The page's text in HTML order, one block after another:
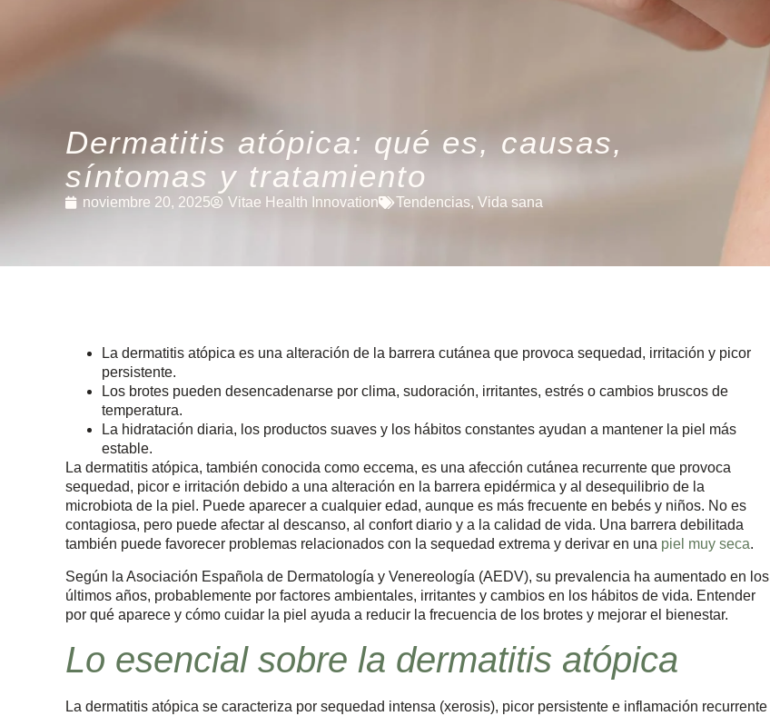
Dermatitis atópica: qué es, causas,
síntomas y tratamiento
noviembre 20, 2025 Vitae Health Innovation Tendencias, Vida sana
La dermatitis atópica es una alteración de la barrera cutánea que provoca sequedad, irritación y picor
persistente.
Los brotes pueden desencadenarse por clima, sudoración, irritantes, estrés o cambios bruscos de
temperatura.
La hidratación diaria, los productos suaves y los hábitos constantes ayudan a mantener la piel más
estable.
La dermatitis atópica, también conocida como eccema, es una afección cutánea recurrente que provoca
sequedad, picor e irritación debido a una alteración en la barrera epidérmica y al desequilibrio de la
microbiota de la piel. Puede aparecer a cualquier edad, aunque es más frecuente en bebés y niños. No es
contagiosa, pero puede afectar al descanso, al confort diario y a la calidad de vida. Una barrera debilitada
también puede favorecer problemas relacionados con la sequedad extrema y derivar en una piel muy seca.
Según la Asociación Española de Dermatología y Venereología (AEDV), su prevalencia ha aumentado en los
últimos años, probablemente por factores ambientales, irritantes y cambios en los hábitos de vida. Entender
por qué aparece y cómo cuidar la piel ayuda a reducir la frecuencia de los brotes y mejorar el bienestar.
Lo esencial sobre la dermatitis atópica
La dermatitis atópica se caracteriza por sequedad intensa (xerosis), picor persistente e inflamación recurrente